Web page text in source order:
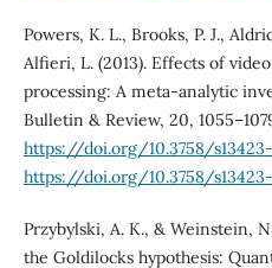
Powers, K. L., Brooks, P. J.,
Alfieri, L. (2013). Effects of
processing: A meta-analytic
Bulletin & Review, 20,
https://doi.org/10.3758/
https://doi.org/10.3758/
Przybylski, A. K., & Weinstein,
the Goldilocks hypothesis: